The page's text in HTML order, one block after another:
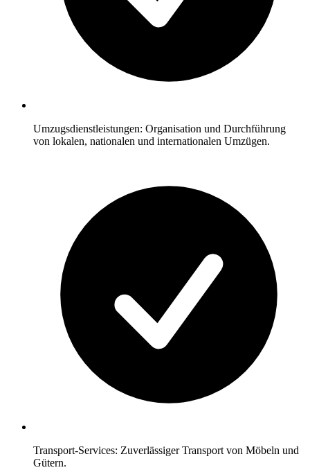
Umzugsdienstleistungen: Organisation und Durchführung
von lokalen, nationalen und internationalen Umzügen.
Transport-Services: Zuverlässiger Transport von Möbeln und
Gütern.